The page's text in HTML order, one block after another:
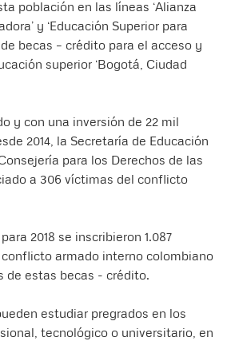
población en las líneas ‘Alianza
y ‘Educación Superior para
becas – crédito para el acceso y
superior ‘Bogotá, Ciudad
y con una inversión de 22 mil
2014, la Secretaría de Educación
para los Derechos de las
a 306 víctimas del conflicto
2018 se inscribieron 1.087
armado interno colombiano
de estas becas - crédito.
estudiar pregrados en los
tecnológico o universitario, en